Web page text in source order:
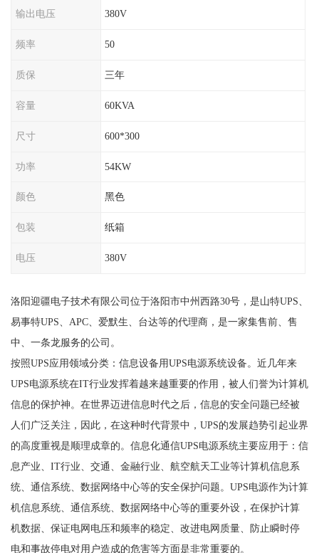
输出电压 380V
频率 50
质保 三年
容量 60KVA
尺寸 600*300
功率 54KW
颜色 黑色
包装 纸箱
电压 380V
洛阳迎疆电子技术有限公司位于洛阳市中州西路30号，是山特UPS、
易事特UPS、APC、爱默生、台达等的代理商，是一家集售前、售
中、一条龙服务的公司。
按照UPS应用领域分类：信息设备用UPS电源系统设备。近几年来
UPS电源系统在IT行业发挥着越来越重要的作用，被人们誉为计算机
信息的保护神。在世界迈进信息时代之后，信息的安全问题已经被
人们广泛关注，因此，在这种时代背景中，UPS的发展趋势引起业界
的高度重视是顺理成章的。信息化通信UPS电源系统主要应用于：信
息产业、IT行业、交通、金融行业、航空航天工业等计算机信息系
统、通信系统、数据网络中心等的安全保护问题。UPS电源作为计算
机信息系统、通信系统、数据网络中心等的重要外设，在保护计算
机数据、保证电网电压和频率的稳定、改进电网质量、防止瞬时停
电和事故停电对用户造成的危害等方面是非常重要的。